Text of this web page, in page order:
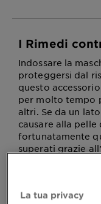
I Rimedi
Indossare la
proteggersi dal
questo
per molto tempo
altri. Se da un
causare alla pelle
fortunatamente
superati grazie
definire tutta
vanno dai
La tua privacy